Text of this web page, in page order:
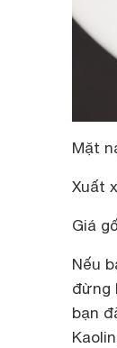
Mặt
Xuất
Giá
Nếu
đừng
bạn